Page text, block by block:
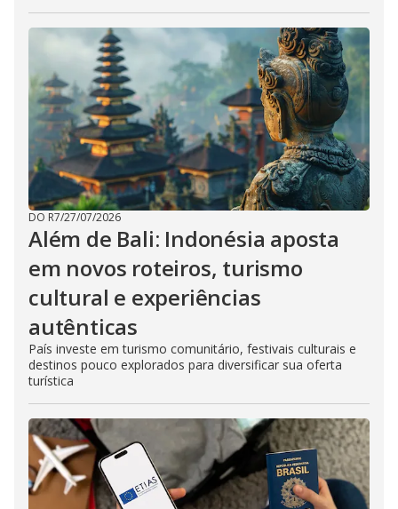
DO R7/27/07/2026
Além de Bali: Indonésia aposta
em novos roteiros, turismo
cultural e experiências
autênticas
País investe em turismo comunitário, festivais culturais e
destinos pouco explorados para diversificar sua oferta
turística